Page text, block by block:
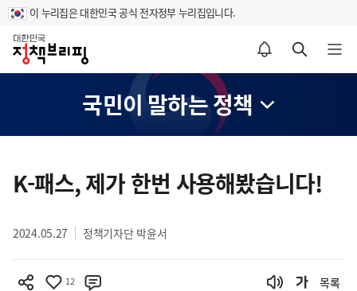
이 누리집은 대한민국 공식 전자정부 누리집입니다.
홈
알림설정 바로가기 검색 바로가기 메뉴 열기
국민이 말하는 정책
텐
츠
역
K-패스, 제가 한번 사용해봤습니다!
2024.05.27 정책기자단 박윤서
12 목록